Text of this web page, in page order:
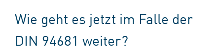
Wie geht es jetzt im Falle der
DIN 94681 weiter?